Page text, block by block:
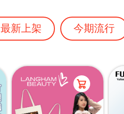
最新上架 今期流行